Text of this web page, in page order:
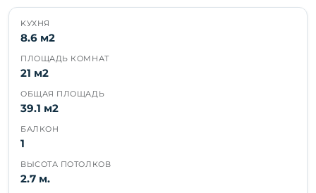
KУХНЯ
8.6 м2
ПЛОЩАДЬ КОМНАТ
21 м2
ОБЩАЯ ПЛОЩАДЬ
39.1 м2
БАЛКОН
1
ВЫСОТА ПОТОЛКОВ
2.7 м.